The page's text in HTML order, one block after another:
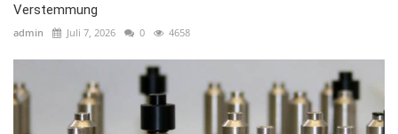
Verstemmung
admin Juli 7, 2026 0 4658